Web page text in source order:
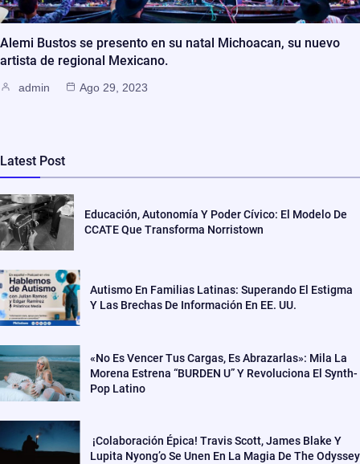
Alemi Bustos se presento en su natal Michoacan, su nuevo
artista de regional Mexicano.
admin Ago 29, 2023
Latest Post
Educación, Autonomía Y Poder Cívico: El Modelo De
CCATE Que Transforma Norristown
Autismo En Familias Latinas: Superando El Estigma
Y Las Brechas De Información En EE. UU.
«No Es Vencer Tus Cargas, Es Abrazarlas»: Mila La
Morena Estrena “BURDEN U” Y Revoluciona El Synth-
Pop Latino
¡Colaboración Épica! Travis Scott, James Blake Y
Lupita Nyong’o Se Unen En La Magia De The Odyssey